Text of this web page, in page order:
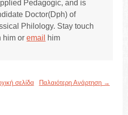
Pedagogic, and is
Doctor(Dph) of
Philology. Stay touch
him oremail him
Παλαιότερη Ανάρτηση →
σελίδα